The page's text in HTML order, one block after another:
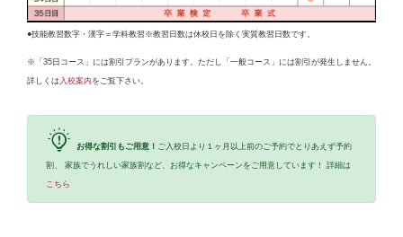
●技能教習数字・漢字＝学科教習※教習日数は休校日を除く実質教習日数です。
※「35日コース」には割引プランがあります。ただし「一般コース」には割引が発生しません。
詳しくは 入校案内 をご覧下さい。
お得な割引もご用意！ ご入校日より１ヶ月以上前のご予約でとりあえず予約
割、 家族でうれしい家族割など、お得なキャンペーンをご用意しています！ 詳細は
こちら